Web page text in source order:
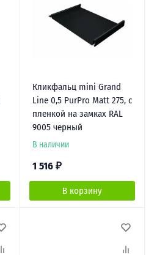
Кликфальц mini Grand
Line 0,5 PurPro Matt 275, с
пленкой на замках RAL
9005 черный
В наличии
1 516 ₽
В корзину